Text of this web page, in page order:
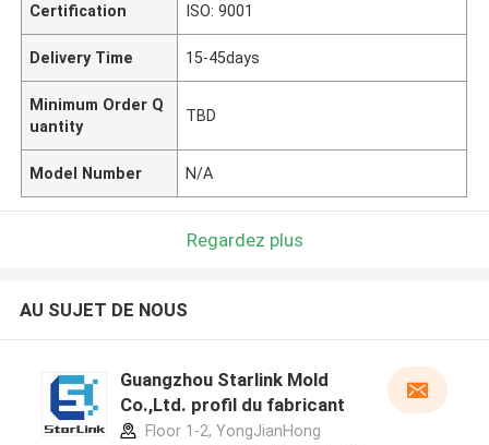
Certification ISO: 9001
Delivery Time 15-45days
Minimum Order Q
uantity
TBD
Model Number N/A
Regardez plus
AU SUJET DE NOUS
Guangzhou Starlink Mold
Co.,Ltd. profil du fabricant
Floor 1-2, YongJianHong